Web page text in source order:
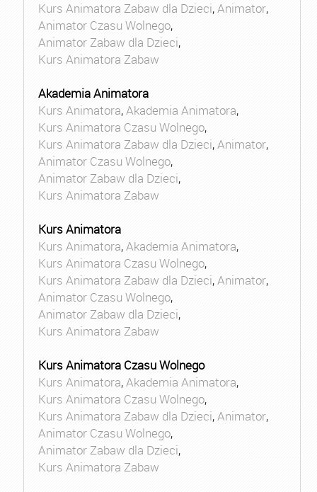
Kurs Animatora Zabaw dla Dzieci,Animator,
Animator Czasu Wolnego,
Animator Zabaw dla Dzieci,
Kurs Animatora Zabaw
Akademia Animatora
Kurs Animatora,Akademia Animatora,
Kurs Animatora Czasu Wolnego,
Kurs Animatora Zabaw dla Dzieci,Animator,
Animator Czasu Wolnego,
Animator Zabaw dla Dzieci,
Kurs Animatora Zabaw
Kurs Animatora
Kurs Animatora,Akademia Animatora,
Kurs Animatora Czasu Wolnego,
Kurs Animatora Zabaw dla Dzieci,Animator,
Animator Czasu Wolnego,
Animator Zabaw dla Dzieci,
Kurs Animatora Zabaw
Kurs Animatora Czasu Wolnego
Kurs Animatora,Akademia Animatora,
Kurs Animatora Czasu Wolnego,
Kurs Animatora Zabaw dla Dzieci,Animator,
Animator Czasu Wolnego,
Animator Zabaw dla Dzieci,
Kurs Animatora Zabaw